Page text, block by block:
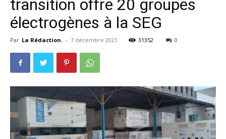
transition offre 20 groupes
électrogènes à la SEG
Par La Rédaction. - 7 décembre 2021 31352 0